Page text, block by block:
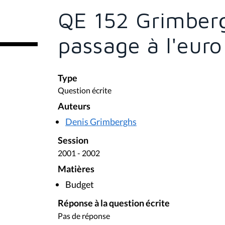
e
s
c
QE 152
passage à l'euro
Type
Question écrite
Auteurs
Denis Grimberghs
Session
2001 - 2002
Matières
Budget
Réponse à la question écrite
Pas de réponse